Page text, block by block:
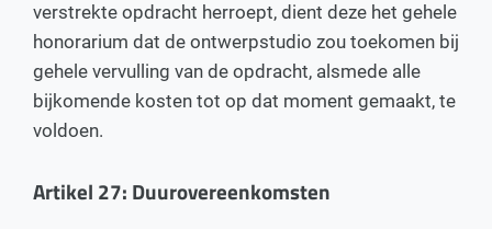
verstrekte opdracht herroept, dient deze het gehele
honorarium dat de ontwerpstudio zou toekomen bij
gehele vervulling van de opdracht, alsmede alle
bijkomende kosten tot op dat moment gemaakt, te
voldoen.
Artikel 27: Duurovereenkomsten